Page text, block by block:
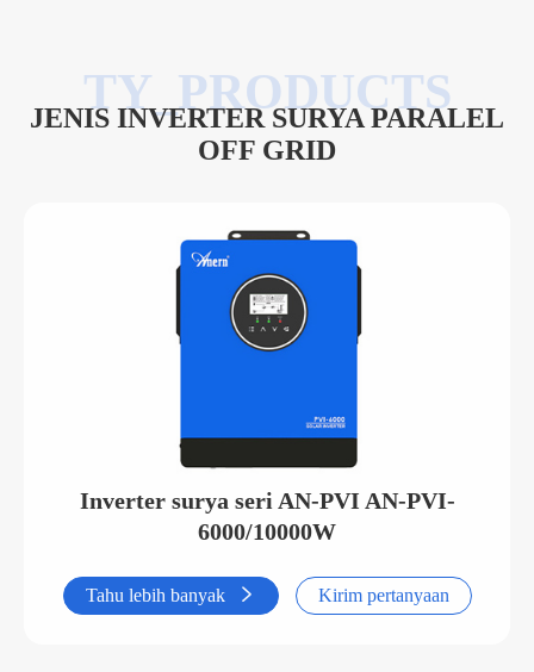
JENIS INVERTER SURYA PARALEL
OFF GRID
Inverter surya seri AN-PVI AN-PVI-
6000/10000W
Tahu lebih banyak  Kirim pertanyaan